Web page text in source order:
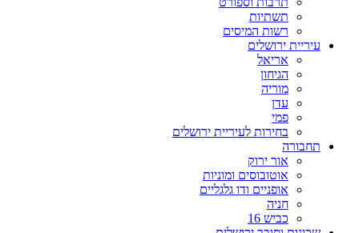
תשתיות
רשות המיסים
עיריית ירושלים
אריאל
הגיחון
מוריה
עדן
פמי
בחירות לעיריית ירושלים
תחבורה
אור ירוק
אוטובוסים ומוניות
אופניים ודו גלגליים
חניה
כביש 16